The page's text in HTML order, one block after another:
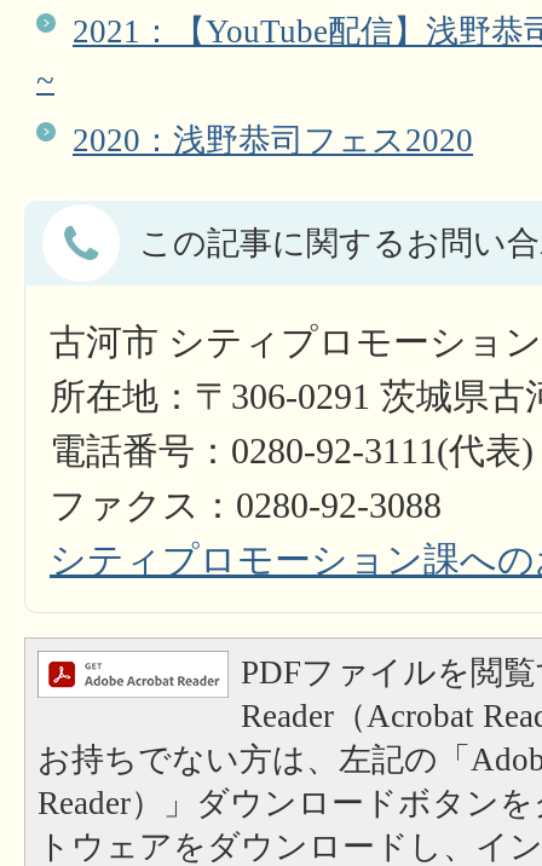
2021：【YouTube配信】浅野
~
2020：浅野恭司フェス2020
この記事に関するお問い
古河市 シティプロモーシ
所在地：〒306-0291 茨城県
電話番号：0280-92-3111(代表)
ファクス：0280-92-3088
シティプロモーション課へ
PDFファイルを閲
Reader（Acrobat
お持ちでない方は、左記の「
Reader）」ダウンロードボタン
トウェアをダウンロードし、イ